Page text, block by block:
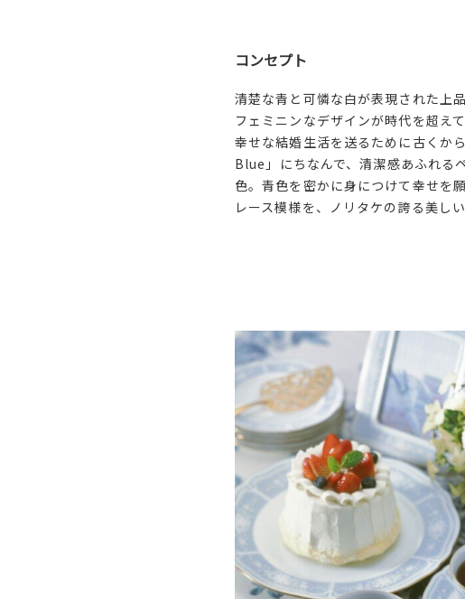
コンセプト
清楚な青と可憐な白が表現された上
フェミニンなデザインが時代を超え
幸せな結婚生活を送るために古く
Blue」にちなんで、清潔感あふれる
色。青色を密かに身につけて幸せを
レース模様を、ノリタケの誇る美し